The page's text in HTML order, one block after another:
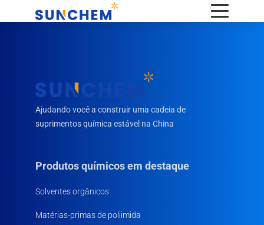
Ajudando você a construir uma cadeia de
suprimentos química estável na China
Produtos químicos em destaque
Solventes orgânicos
Matérias-primas de poliimida